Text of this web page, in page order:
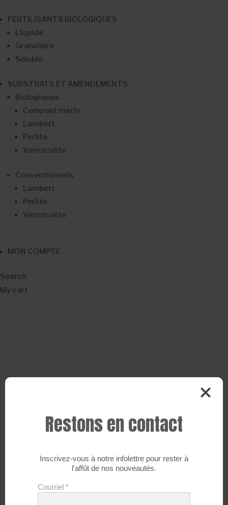
FERTILISANTS BIOLOGIQUES
Liquide
Granulaire
Soluble
SUBSTRATS ET AMENDEMENTS
Biologiques
Compost marin
Lambert
Perlite
Vermiculite
Conventionnels
Lambert
Perlite
Vermiculite
MON COMPTE
Search
My cart
Continuer à magasiner
Restons en contact
Inscrivez-vous à notre infolettre pour rester à
l'affût de nos nouveautés.
Courriel *